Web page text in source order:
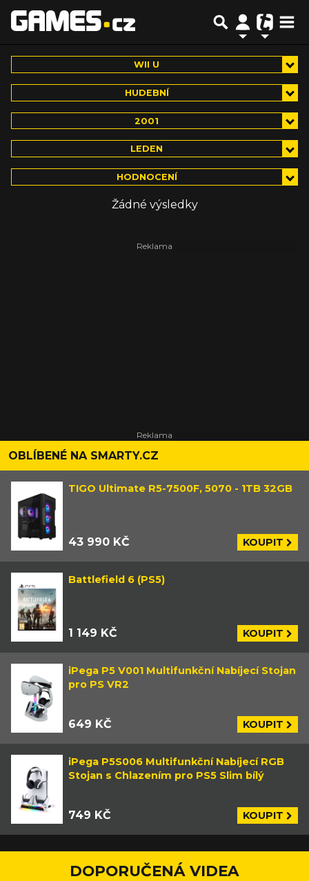
WII U
HUDEBNÍ
2001
LEDEN
HODNOCENÍ
Žádné výsledky
OBLÍBENÉ NA SMARTY.CZ
TIGO Ultimate R5-7500F, 5070 - 1TB 32GB
43 990 KČ KOUPIT
Battlefield 6 (PS5)
1 149 KČ KOUPIT
iPega P5 V001 Multifunkční Nabíjecí Stojan
pro PS VR2
649 KČ KOUPIT
iPega P5S006 Multifunkční Nabíjecí RGB
Stojan s Chlazením pro PS5 Slim bílý
749 KČ KOUPIT
DOPORUČENÁ VIDEA